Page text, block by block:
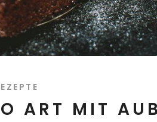
ART MIT